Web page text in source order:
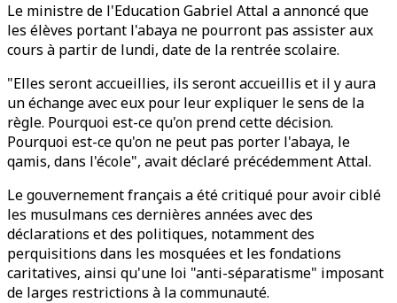
Le ministre de l'Education Gabriel Attal a annoncé que
les élèves portant l'abaya ne pourront pas assister aux
cours à partir de lundi, date de la rentrée scolaire.
"Elles seront accueillies, ils seront accueillis et il y aura
un échange avec eux pour leur expliquer le sens de la
règle. Pourquoi est-ce qu'on prend cette décision.
Pourquoi est-ce qu'on ne peut pas porter l'abaya, le
qamis, dans l'école", avait déclaré précédemment Attal.
Le gouvernement français a été critiqué pour avoir ciblé
les musulmans ces dernières années avec des
déclarations et des politiques, notamment des
perquisitions dans les mosquées et les fondations
caritatives, ainsi qu'une loi "anti-séparatisme" imposant
de larges restrictions à la communauté.